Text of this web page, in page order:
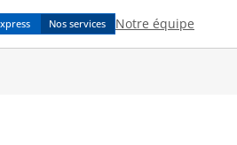
Nos services Notre équipe